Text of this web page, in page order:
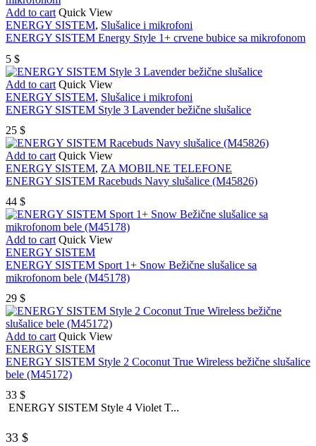
Add to cart Quick View
ENERGY SISTEM, Slušalice i mikrofoni
ENERGY SISTEM Energy Style 1+ crvene bubice sa mikrofonom
5 $
Add to cart Quick View
ENERGY SISTEM, Slušalice i mikrofoni
ENERGY SISTEM Style 3 Lavender bežične slušalice
25 $
Add to cart Quick View
ENERGY SISTEM, ZA MOBILNE TELEFONE
ENERGY SISTEM Racebuds Navy slušalice (M45826)
44 $
Add to cart Quick View
ENERGY SISTEM
ENERGY SISTEM Sport 1+ Snow Bežične slušalice sa
mikrofonom bele (M45178)
29 $
Add to cart Quick View
ENERGY SISTEM
ENERGY SISTEM Style 2 Coconut True Wireless bežične slušalice
bele (M45172)
33 $
ENERGY SISTEM Style 4 Violet T...
33 $